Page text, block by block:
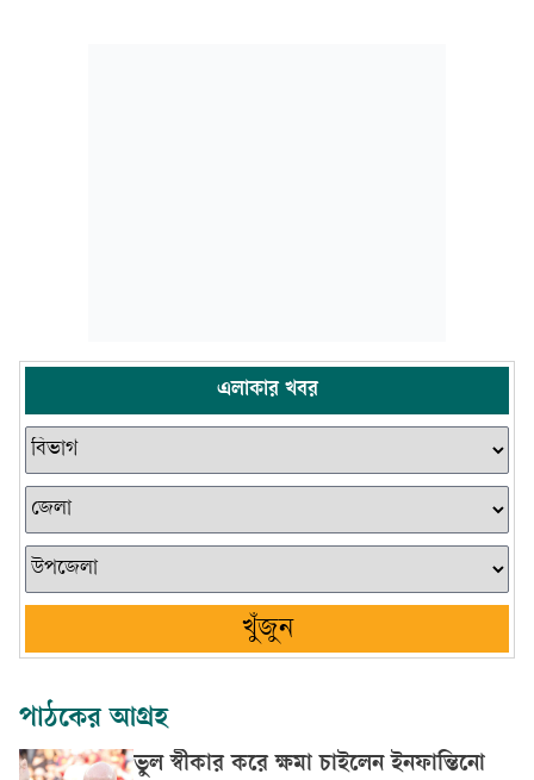
এলাকার খবর
খুঁজুন
পাঠকের আগ্রহ
ভুল স্বীকার করে ক্ষমা চাইলেন ইনফান্তিনো